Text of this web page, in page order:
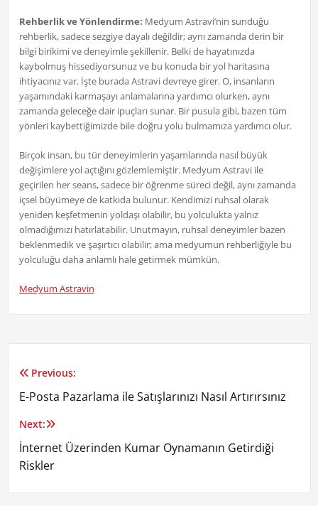
Rehberlik ve Yönlendirme: Medyum Astravi’nin sunduğu
rehberlik, sadece sezgiye dayalı değildir; aynı zamanda derin bir
bilgi birikimi ve deneyimle şekillenir. Belki de hayatınızda
kaybolmuş hissediyorsunuz ve bu konuda bir yol haritasına
ihtiyacınız var. İşte burada Astravi devreye girer. O, insanların
yaşamındaki karmaşayı anlamalarına yardımcı olurken, aynı
zamanda geleceğe dair ipuçları sunar. Bir pusula gibi, bazen tüm
yönleri kaybettiğimizde bile doğru yolu bulmamıza yardımcı olur.
Birçok insan, bu tür deneyimlerin yaşamlarında nasıl büyük
değişimlere yol açtığını gözlemlemiştir. Medyum Astravi ile
geçirilen her seans, sadece bir öğrenme süreci değil, aynı zamanda
içsel büyümeye de katkıda bulunur. Kendimizi ruhsal olarak
yeniden keşfetmenin yoldaşı olabilir, bu yolculukta yalnız
olmadığımızı hatırlatabilir. Unutmayın, ruhsal deneyimler bazen
beklenmedik ve şaşırtıcı olabilir; ama medyumun rehberliğiyle bu
yolculuğu daha anlamlı hale getirmek mümkün.
Medyum Astravin
Yazı
gezinmesi
Previous:
E-Posta Pazarlama ile Satışlarınızı Nasıl Artırırsınız
Next:
İnternet Üzerinden Kumar Oynamanın Getirdiği
Riskler